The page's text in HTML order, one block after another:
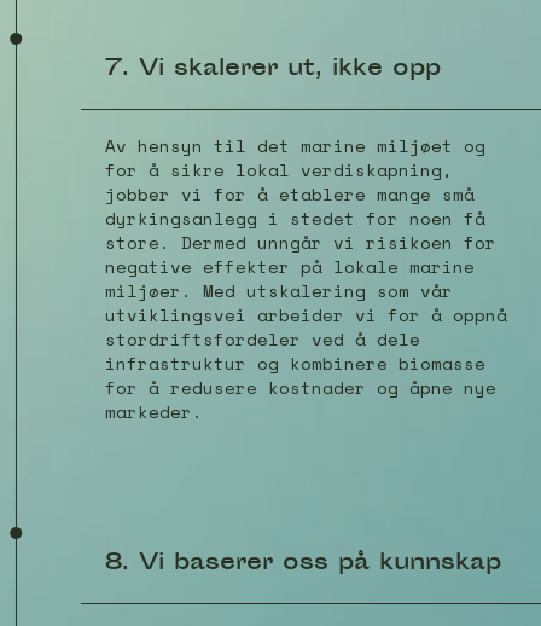
7. Vi skalerer ut, ikke opp
Av hensyn til det marine miljøet og
for å sikre lokal verdiskapning,
jobber vi for å etablere mange små
dyrkingsanlegg i stedet for noen få
store. Dermed unngår vi risikoen for
negative effekter på lokale marine
miljøer. Med utskalering som vår
utviklingsvei arbeider vi for å oppnå
stordriftsfordeler ved å dele
infrastruktur og kombinere biomasse
for å redusere kostnader og åpne nye
markeder.
8. Vi baserer oss på kunnskap